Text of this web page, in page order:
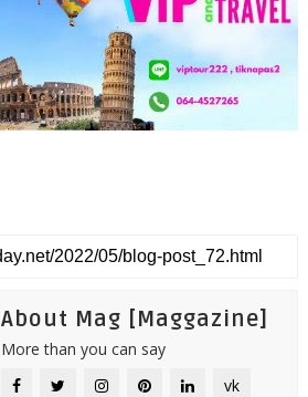
About Mag [Maggazine]
More than you can say
vk